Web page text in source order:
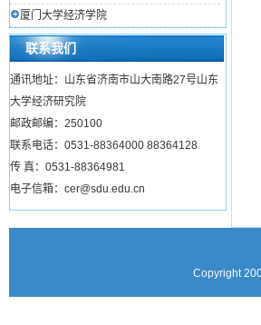
厦门大学经济学院
联系我们
通讯地址：山东省济南市山大南路27号山东
大学经济研究院
邮政邮编：250100
联系电话：0531-88364000 88364128
传 真：0531-88364981
电子信箱：cer@sdu.edu.cn
Copyright